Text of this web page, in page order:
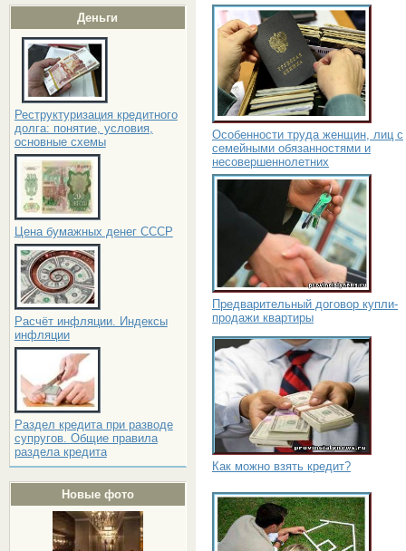
Деньги
Реструктуризация кредитного
долга: понятие, условия,
основные схемы
Цена бумажных денег СССР
Расчёт инфляции. Индексы
инфляции
Раздел кредита при разводе
супругов. Общие правила
раздела кредита
Новые фото
Особенности труда женщин, лиц с
семейными обязанностями и
несовершеннолетних
Предварительный договор купли-
продажи квартиры
Как можно взять кредит?